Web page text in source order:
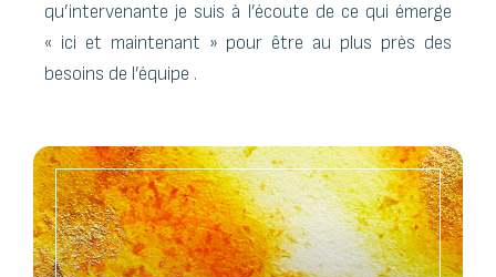
qu’intervenante je suis à l’écoute de ce qui émerge
« ici et maintenant » pour être au plus près des
besoins de l’équipe .